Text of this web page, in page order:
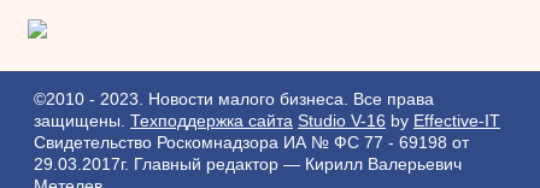
©2010 - 2023. Новости малого бизнеса. Все права
защищены. Техподдержка сайта Studio V-16 by Effective-IT
Свидетельство Роскомнадзора ИА № ФС 77 - 69198 от
29.03.2017г.